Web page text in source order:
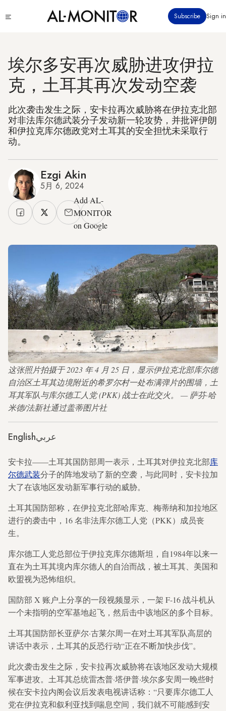
转
Subscribe Sign in
埃尔多安再次威胁进攻伊拉
克，土耳其再次发动空袭
此次袭击发生之际，安卡拉再次威胁将在伊拉克北部
对非法库尔德武装分子发动新一轮攻势，并批评伊朗
和伊拉克库尔德政党对土耳其的安全担忧未采取行
动。
Ezgi Akin
5月 6, 2024
Add AL-
MONITOR
on Google
这张照片拍摄于 2023 年 4 月 25 日，显示伊拉克北部库尔德
自治区土耳其边境附近的希罗尔村一处布满弹片的围墙，土
耳其军队与库尔德工人党 (PKK) 战士在此交火。 — 萨芬·哈
米德/法新社通过盖蒂图片社
Englishعربي
安卡拉——土耳其国防部周一表示，土耳其对伊拉克北部库
尔德武装分子的阵地发动了新的空袭，与此同时，安卡拉加
大了在该地区发动新军事行动的威胁。
土耳其国防部称，在伊拉克北部哈库克、梅蒂纳和加拉地区
进行的袭击中，16 名非法库尔德工人党（PKK）成员丧
生。
库尔德工人党总部位于伊拉克库尔德斯坦，自1984年以来一
直在为土耳其境内库尔德人的自治而战，被土耳其、美国和
欧盟视为恐怖组织。
国防部 X 账户上分享的一段视频显示，一架 F-16 战斗机从
一个未指明的空军基地起飞，然后击中该地区的多个目标。
土耳其国防部长亚萨尔·古莱尔周一在对土耳其军队高层的
讲话中表示，土耳其的反恐行动“正在不断加快步伐”。
此次袭击发生之际，安卡拉再次威胁将在该地区发动大规模
军事进攻。土耳其总统雷杰普·塔伊普·埃尔多安周一晚些时
候在安卡拉内阁会议后发表电视讲话称：“只要库尔德工人
党在伊拉克和叙利亚找到喘息空间，我们就不可能感到安